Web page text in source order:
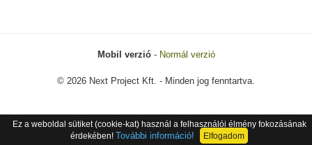
Mobil verzió- Normál verzió
© 2026 Next Project Kft. - Minden jog fenntartva.
Ez a weboldal sütiket (cookie-kat) használ a felhasználói élmény fokozásának
érdekében! További információ! Elfogadom